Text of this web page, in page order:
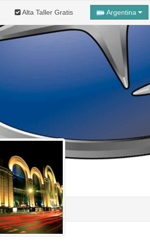
Alta Taller Gratis Argentina